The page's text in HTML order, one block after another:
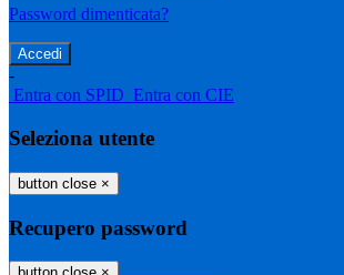
Password dimenticata?
-
Entra con SPID Entra con CIE
Seleziona utente
button close ×
Recupero password